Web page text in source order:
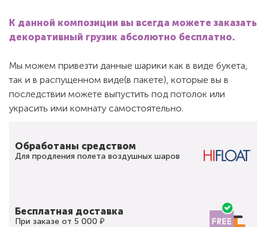
К данной композиции вы всегда можете заказать
декоративный грузик абсолютно бесплатно.
Мы можем привезти данные шарики как в виде букета,
так и в распущенном виде(в пакете), которые вы в
последствии можете выпустить под потолок или
украсить ими комнату самостоятельно.
Обработаны средством
Для продления полета воздушных шаров
Бесплатная доставка
При заказе от 5 000 ₽